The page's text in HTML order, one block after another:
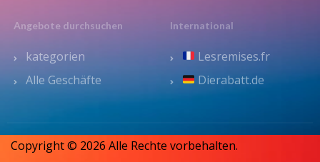
Angebote durchsuchen
kategorien
Alle Geschäfte
International
Lesremises.fr
Dierabatt.de
Copyright © 2026 Alle Rechte vorbehalten.